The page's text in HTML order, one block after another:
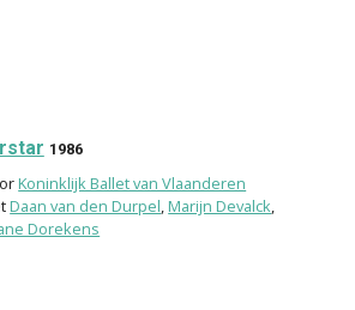
1986
Koninklijk Ballet van Vlaanderen
Daan van den Durpel,Marijn Devalck,
Dorekens